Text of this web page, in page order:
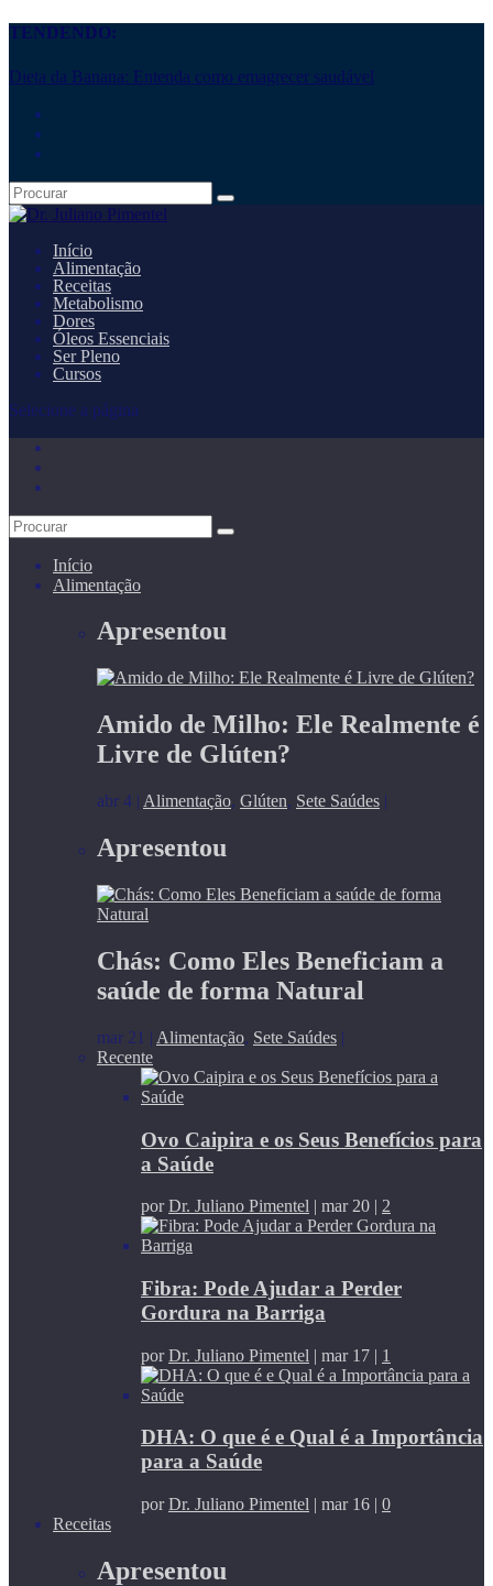
TENDENDO:
Dieta da Banana: Entenda como emagrecer saudável
Início
Alimentação
Receitas
Metabolismo
Dores
Óleos Essenciais
Ser Pleno
Cursos
Selecione a página
Início
Alimentação
Apresentou
Amido de Milho: Ele Realmente é
Livre de Glúten?
abr 4 | Alimentação, Glúten, Sete Saúdes |
Apresentou
Chás: Como Eles Beneficiam a
saúde de forma Natural
mar 21 | Alimentação, Sete Saúdes |
Recente
Ovo Caipira e os Seus Benefícios para
a Saúde
porDr. Juliano Pimentel | mar 20 | 2
Fibra: Pode Ajudar a Perder
Gordura na Barriga
porDr. Juliano Pimentel | mar 17 | 1
DHA: O que é e Qual é a Importância
para a Saúde
porDr. Juliano Pimentel | mar 16 | 0
Receitas
Apresentou